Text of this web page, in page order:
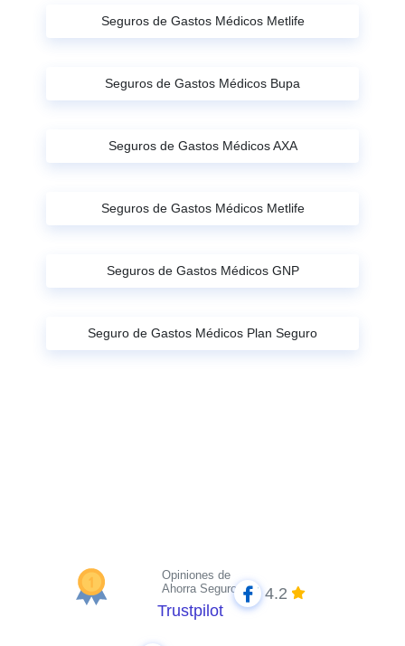
Seguros de Gastos Médicos Metlife
Seguros de Gastos Médicos Bupa
Seguros de Gastos Médicos AXA
Seguros de Gastos Médicos Metlife
Seguros de Gastos Médicos GNP
Seguro de Gastos Médicos Plan Seguro
Opiniones de
Ahorra Seguros
Trustpilot
4.2